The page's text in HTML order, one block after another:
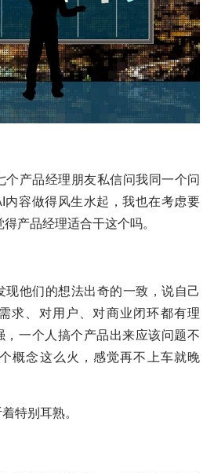
个产品经理朋友私信问我同一个问
内容做得风生水起，我也在考虑要
产品经理适合干这个吗。
现他们的想法出奇的一致，说自己
求、对用户、对商业闭环都有理
，一个人搞个产品出来应该问题不
概念这么火，感觉再不上车就晚
特别耳熟。